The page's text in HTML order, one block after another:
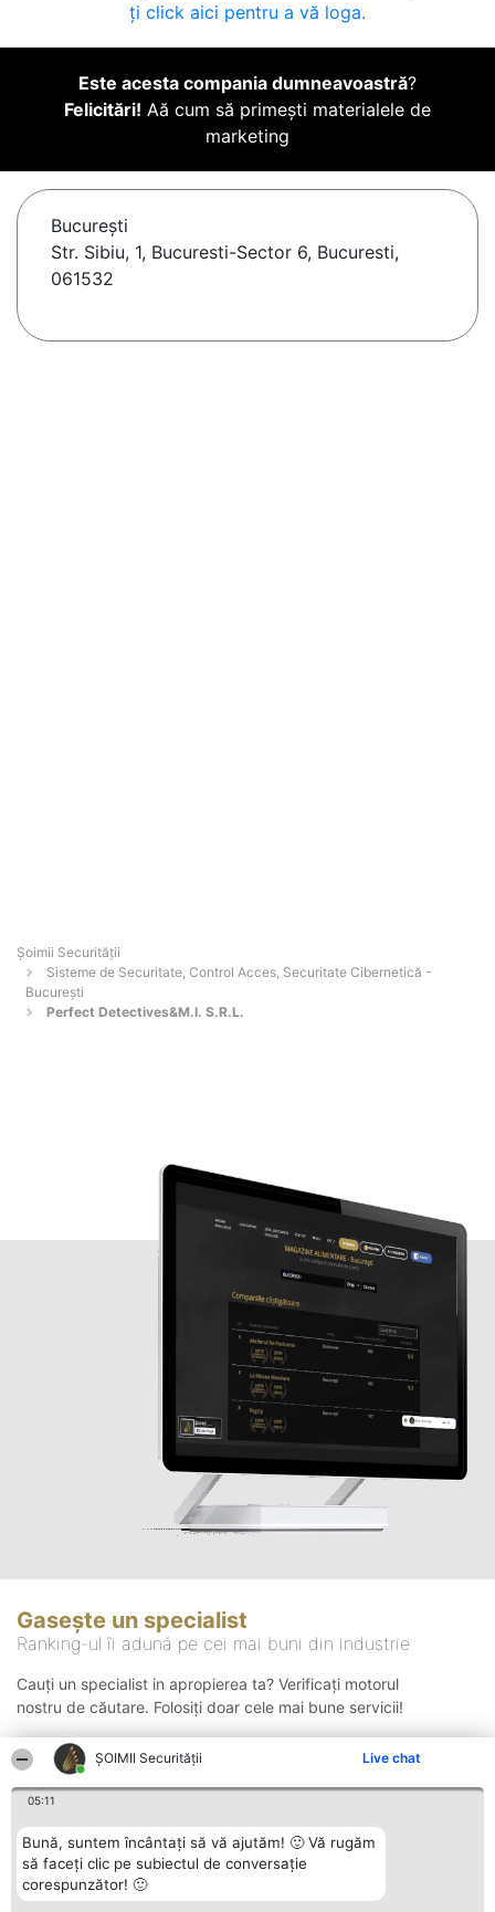
ȘOIMII Securității Live chat
05:11
Bună, suntem încântați să vă ajutăm! 🙂 Vă rugăm
să faceți clic pe subiectul de conversație
corespunzător! 🙂
ți click aici pentru a vă loga.
Este acesta compania dumneavoastră?
Felicitări! Aă cum să primești materialele de
marketing
Bucureşti
Str. Sibiu, 1, Bucuresti-Sector 6, Bucuresti,
061532
Șoimii Securității
Sisteme de Securitate, Control Acces, Securitate Cibernetică -
Bucureşti
Perfect Detectives&M.I. S.R.L.
Gasește un specialist
Ranking-ul îi adună pe cei mai buni din industrie
Cauți un specialist in apropierea ta? Verificați motorul
nostru de căutare. Folosiți doar cele mai bune servicii!